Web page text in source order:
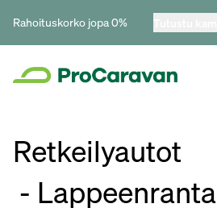
Rahoituskorko jopa 0%
Retkeilyautot
- Lappeenranta